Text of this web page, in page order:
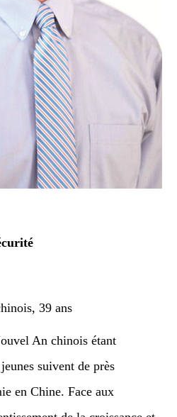
39 ans
An chinois étant
suivent de près
en Chine. Face aux